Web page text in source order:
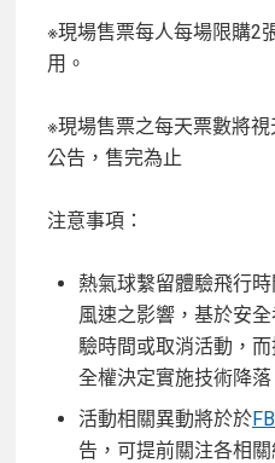
※現場售票每人每場限購2
用。
※現場售票之每天票數將
公告，售完為止
注意事項：
熱氣球繫留體驗飛行
風速之影響，基於安
驗時間或取消活動，
全權決定實施技術降
活動相關異動將於於FB
告，可提前關注各相